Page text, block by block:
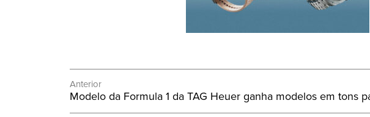
Navegação
de
Anterior
Post
Anterior:
Modelo da Formula 1 da TAG Heuer ganha modelos em tons